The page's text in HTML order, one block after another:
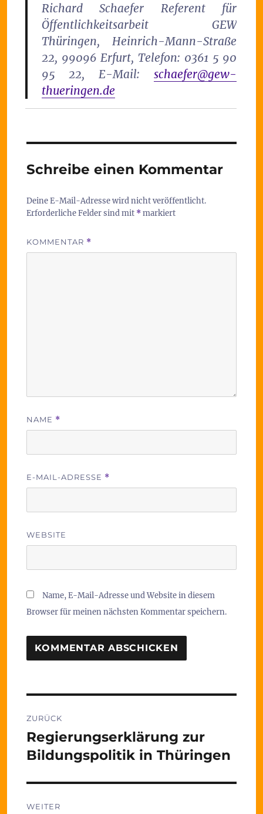
Richard Schaefer Referent für
Öffentlichkeitsarbeit GEW
Thüringen, Heinrich-Mann-Straße
22, 99096 Erfurt, Telefon: 0361 5 90
95 22, E-Mail:schaefer@gew-
thueringen.de
Schreibe einen Kommentar
Deine E-Mail-Adresse wird nicht veröffentlicht.
Erforderliche Felder sind mit *markiert
KOMMENTAR *
NAME *
E-MAIL-ADRESSE *
WEBSITE
Name, E-Mail-Adresse und Website in diesem
Browser für meinen nächsten Kommentar speichern.
ZURÜCK
Vorheriger
Beitrag:
Regierungserklärung zur
Bildungspolitik in Thüringen
WEITER